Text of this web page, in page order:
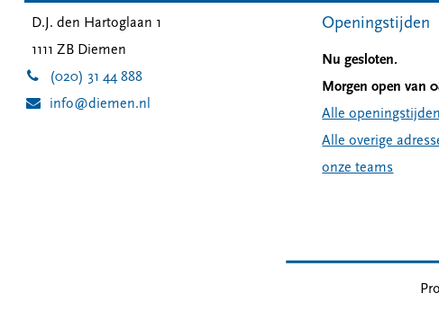
D.J. den Hartoglaan 1
1111 ZB Diemen
(020) 31 44 888
info@diemen.nl
Openingstijden
Nu gesloten.
Morgen open van
Alle openingstijden
Alle overige
onze teams